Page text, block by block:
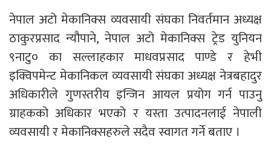
नेपाल अटो मेकानिक्स व्यवसायी संघका निवर्तमान अध्यक्ष
ठाकुरप्रसाद न्यौपाने, नेपाल अटो मेकानिक्स ट्रेड युनियन
९नाटु० का सल्लाहकार माधवप्रसाद पाण्डे र हेभी
इक्विपमेन्ट मेकानिकल व्यवसायी संघका अध्यक्ष नेत्रबहादुर
अधिकारीले गुणस्तरीय इन्जिन आयल प्रयोग गर्न पाउनु
ग्राहकको अधिकार भएको र यस्ता उत्पादनलाई नेपाली
व्यवसायी र मेकानिक्सहरुले सदैव स्वागत गर्ने बताए ।